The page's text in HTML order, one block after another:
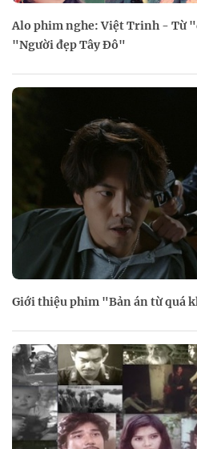
Alo phim nghe: Việt Trinh - Từ
"Người đẹp Tây Đô"
Giới thiệu phim "Bản án từ quá